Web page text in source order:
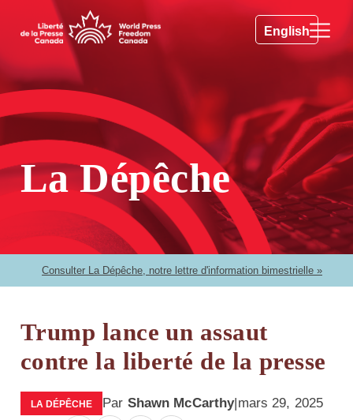
English
La Dépêche
Consulter La Dépêche, notre lettre d'information bimestrielle »
Trump lance un assaut
contre la liberté de la presse
LA DÉPÊCHE Par Shawn McCarthy|mars 29, 2025